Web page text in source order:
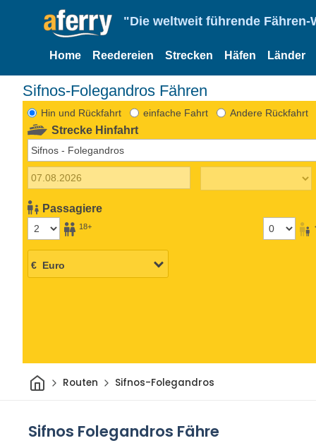
"Die weltweit führende Fähren-
Home Reedereien Strecken Häfen Länder
Sifnos-Folegandros Fähren
Hin und Rückfahrt einfache Fahrt Andere Rückfahrt
Strecke Hinfahrt
Passagiere
18+
HeimRouten Sifnos-Folegandros
Sifnos Folegandros Fähre